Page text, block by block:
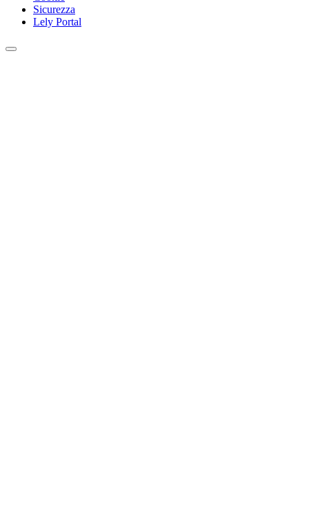
Sicurezza
Lely Portal